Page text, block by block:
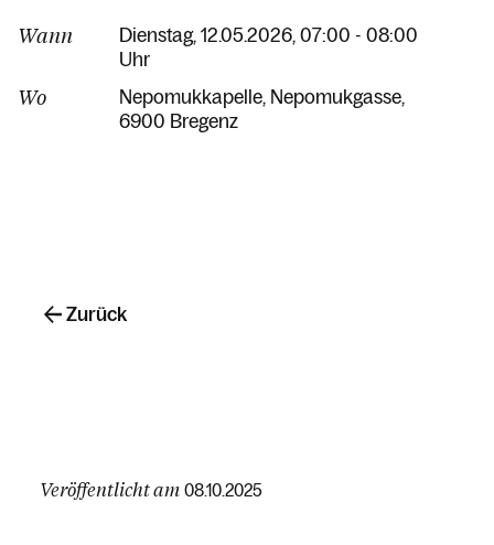
Wann
Dienstag, 12.05.2026, 07:00 - 08:00
Uhr
Wo Nepomukkapelle Nepomukgasse
6900 Bregenz
Veröffentlicht am 08.10.2025
Zurück